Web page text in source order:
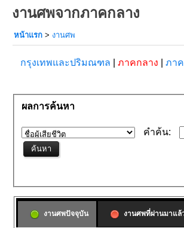
งานศพจากภาคกลาง
หน้าแรก > งานศพ
กรุงเทพและปริมณฑล ภาคกลาง ภา
ผลการค้นหา
คำค้น:
งานศพปัจจุบัน งานศพที่ผ่านมาแล้